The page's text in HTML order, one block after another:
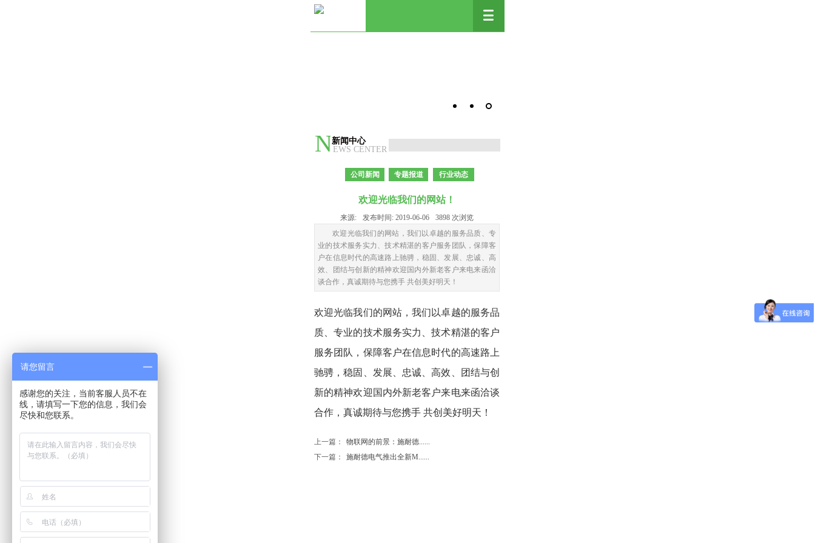
N新闻中心
EWS CENTER
行业动态
专题报道
公司新闻
欢迎光临我们的网站！
来源: 发布时间: 2019-06-06 3898 次浏览
欢迎光临我们的网站，我们以卓越的服务品质、专
业的技术服务实力、技术精湛的客户服务团队，保障客
户在信息时代的高速路上驰骋，稳固、发展、忠诚、高
效、团结与创新的精神欢迎国内外新老客户来电来函洽
谈合作，真诚期待与您携手 共创美好明天！
欢迎光临我们的网站，我们以卓越的服务品
质、专业的技术服务实力、技术精湛的客户
服务团队，保障客户在信息时代的高速路上
驰骋，稳固、发展、忠诚、高效、团结与创
新的精神欢迎国内外新老客户来电来函洽谈
合作，真诚期待与您携手 共创美好明天！
上一篇：
物联网的前景：施耐德......
下一篇：
施耐德电气推出全新M......
请您留言
感谢您的关注，当前客服人员不在
线，请填写一下您的信息，我们会
尽快和您联系。